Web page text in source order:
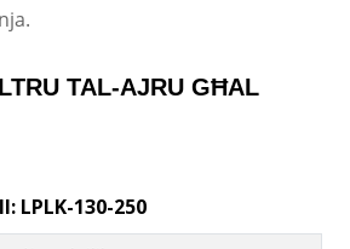
TAL-AJRU GĦAL
LPLK-130-250